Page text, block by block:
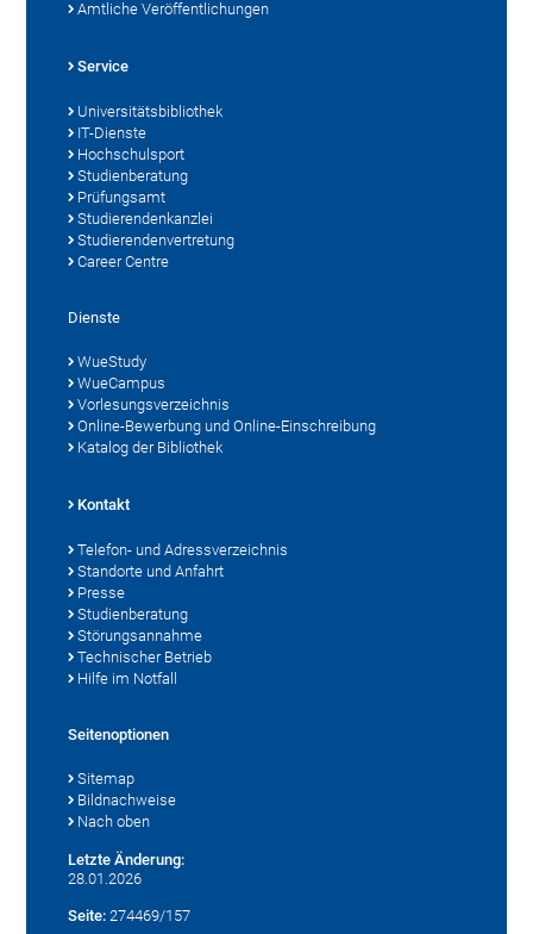
Amtliche Veröffentlichungen
Service
Universitätsbibliothek
IT-Dienste
Hochschulsport
Studienberatung
Prüfungsamt
Studierendenkanzlei
Studierendenvertretung
Career Centre
Dienste
WueStudy
WueCampus
Vorlesungsverzeichnis
Online-Bewerbung und Online-Einschreibung
Katalog der Bibliothek
Kontakt
Telefon- und Adressverzeichnis
Standorte und Anfahrt
Presse
Studienberatung
Störungsannahme
Technischer Betrieb
Hilfe im Notfall
Seitenoptionen
Sitemap
Bildnachweise
Nach oben
Letzte Änderung:
28.01.2026
Seite: 274469/157